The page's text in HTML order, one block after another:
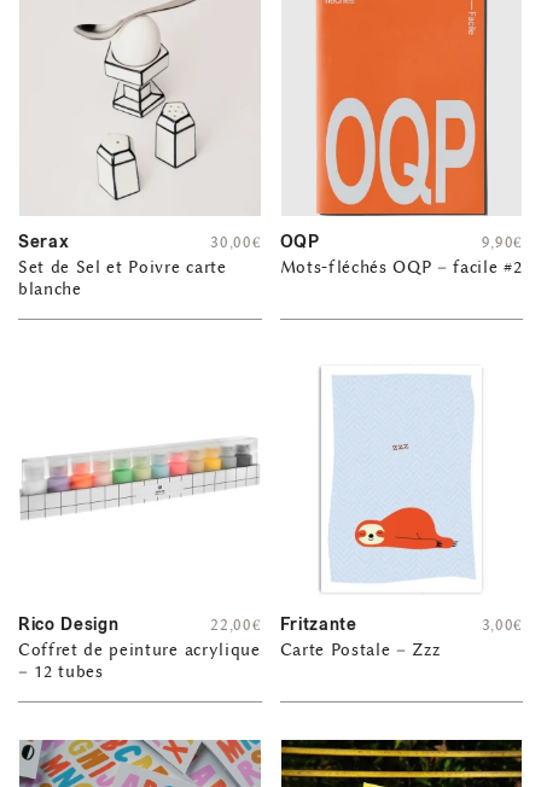
Serax
Set de Sel et Poivre carte
blanche
30,00€ OQP
Mots-fléchés OQP – facile #2
9,90€
Rico Design
Coffret de peinture acrylique
– 12 tubes
22,00€ Fritzante
Carte Postale – Zzz
3,00€